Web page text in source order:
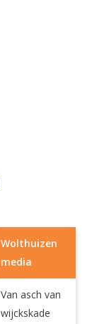
Wolthuizen
media
Van asch van
wijckskade